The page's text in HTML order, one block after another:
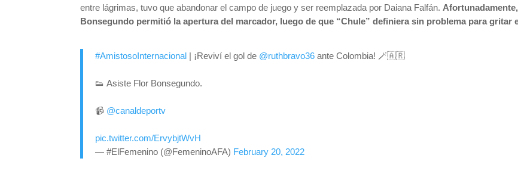
entre lágrimas, tuvo que abandonar el campo de juego y ser reemplazada por Daiana Falfán.
Bonsegundo permitió la apertura del marcador, luego de que “Chule” definiera sin problema para gritar
#AmistosoInternacional | ¡Reviví el gol de @ruthbravo36 ante Colombia! 🪄🇦🇷
👟 Asiste Flor Bonsegundo.
📹 @canaldeportv
pic.twitter.com/ErvybjtWvH
— #ElFemenino (@FemeninoAFA) February 20, 2022